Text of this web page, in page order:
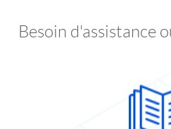
Besoin d'assistance